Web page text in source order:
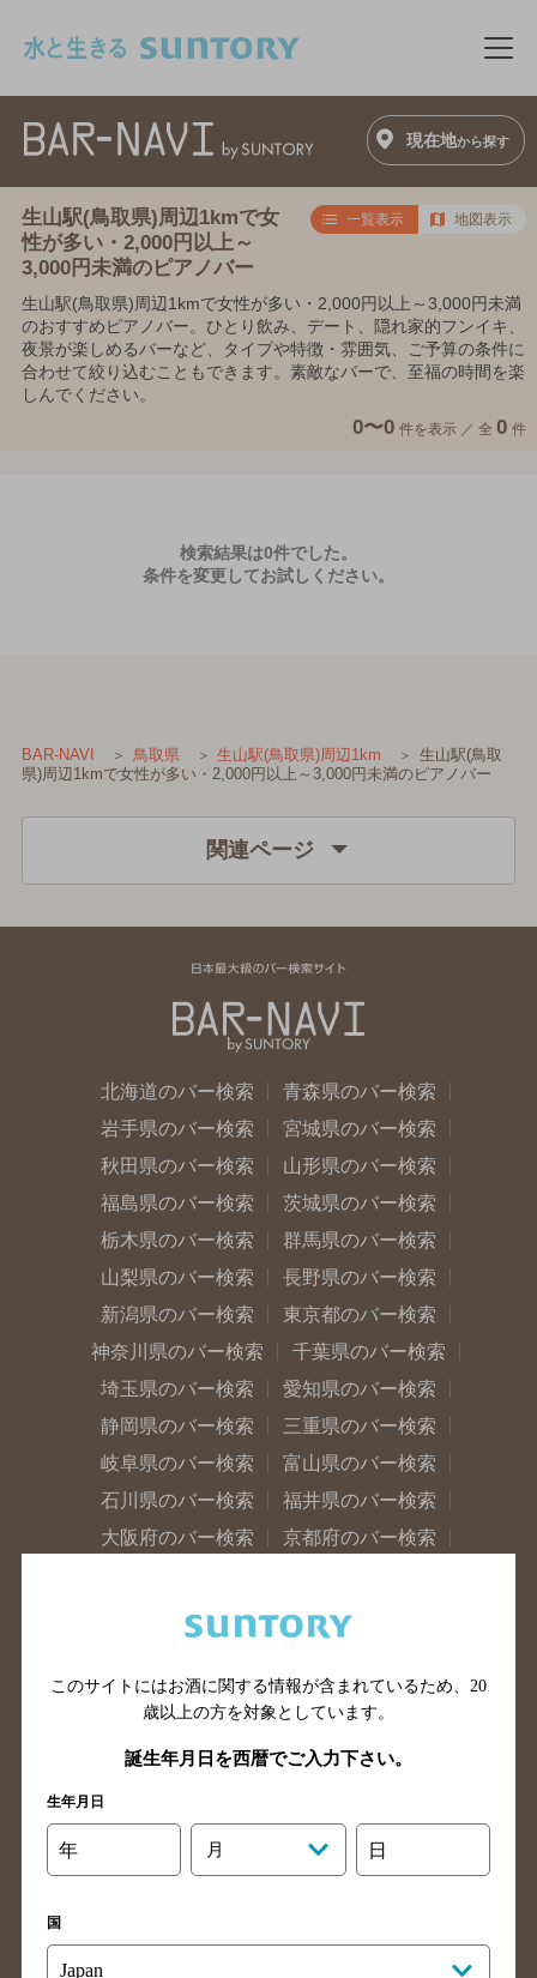
メ
現在地から探す
生山駅(鳥取県)周辺1kmで女
性が多い・2,000円以上～
3,000円未満のピアノバー
一覧表示 地図表示
生山駅(鳥取県)周辺1kmで女性が多い・2,000円以上～3,000円未満
のおすすめピアノバー。ひとり飲み、デート、隠れ家的フンイキ、
夜景が楽しめるバーなど、タイプや特徴・雰囲気、ご予算の条件に
合わせて絞り込むこともできます。素敵なバーで、至福の時間を楽
しんでください。
0〜0 件を表示 ／ 全 0 件
検索結果は0件でした。
条件を変更してお試しください。
BAR-NAVI 鳥取県 生山駅(鳥取県)周辺1km
生山駅(鳥取
県)周辺1kmで女性が多い・2,000円以上～3,000円未満のピアノバー
関連ページ
北海道のバー検索
青森県のバー検索
岩手県のバー検索
宮城県のバー検索
秋田県のバー検索
山形県のバー検索
福島県のバー検索
茨城県のバー検索
栃木県のバー検索
群馬県のバー検索
山梨県のバー検索
長野県のバー検索
新潟県のバー検索
東京都のバー検索
神奈川県のバー検索
千葉県のバー検索
埼玉県のバー検索
愛知県のバー検索
静岡県のバー検索
三重県のバー検索
岐阜県のバー検索
富山県のバー検索
石川県のバー検索
福井県のバー検索
大阪府のバー検索
京都府のバー検索
滋賀県のバー検索
和歌山県のバー検索
山口県のバー検索
鳥取県のバー検索
島根県のバー検索
徳島県のバー検索
香川県のバー検索
愛媛県のバー検索
高知県のバー検索
長崎県のバー検索
佐賀県のバー検索
大分県のバー検索
熊本県のバー検索
沖縄県のバー検索
このサイトにはお酒に関する情報が含まれているため、 20
歳以上の方を対象としています。
誕生年月日を西暦でご入力下さい。
生年月日
年 月 日
国